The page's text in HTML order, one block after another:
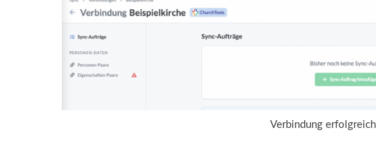
Verbindung